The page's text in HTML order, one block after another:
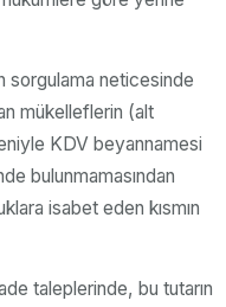
sorgulama neticesinde
mükelleflerin (alt
KDV beyannamesi
bulunmamasından
isabet eden kısmın
taleplerinde, bu tutarın